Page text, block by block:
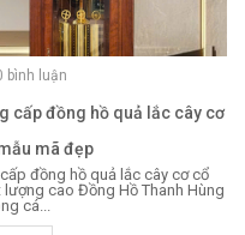
bình luận
cấp đồng hồ quả lắc cây cơ
mã đẹp
đồng hồ quả lắc cây cơ cổ
lượng cao Đồng Hồ Thanh Hùng
cá...